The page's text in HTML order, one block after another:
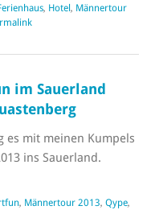
, Hotel, Männertour
im Sauerland
es mit meinen Kumpels
ins Sauerland.
, Männertour 2013, Qype,